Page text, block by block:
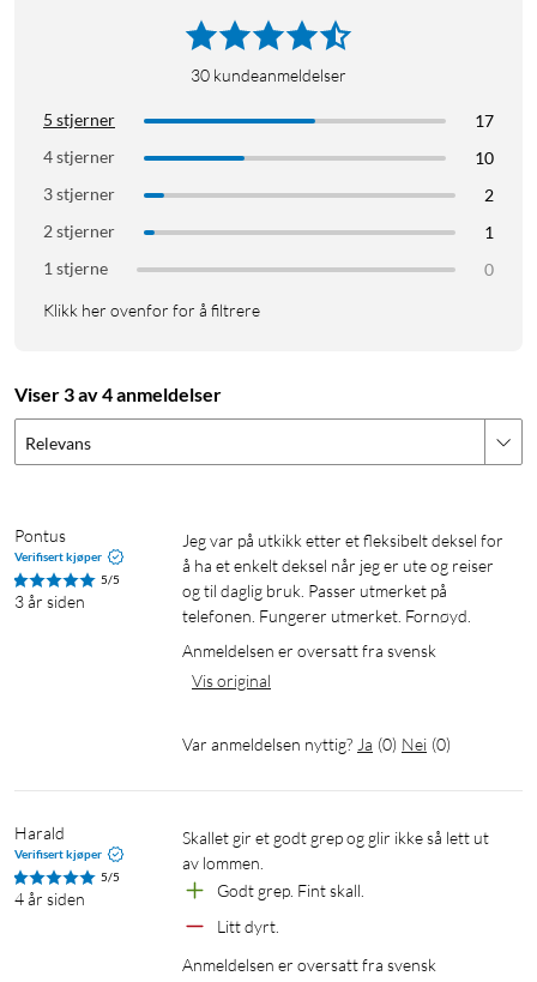
30 kundeanmeldelser
5 stjerner
17
4 stjerner
10
3 stjerner
2
2 stjerner
1
1 stjerne
0
Klikk her ovenfor for å filtrere
Viser 3 av 4 anmeldelser
Relevans
Pontus
Verifisert kjøper
5/5
3 år siden
Jeg var på utkikk etter et fleksibelt deksel for
å ha et enkelt deksel når jeg er ute og reiser
og til daglig bruk. Passer utmerket på
telefonen. Fungerer utmerket. Fornøyd.
Anmeldelsen er oversatt fra svensk
Vis original
Var anmeldelsen nyttig? Ja (0) Nei (0)
Harald
Verifisert kjøper
5/5
4 år siden
Skallet gir et godt grep og glir ikke så lett ut
av lommen.
Godt grep. Fint skall.
Litt dyrt.
Anmeldelsen er oversatt fra svensk